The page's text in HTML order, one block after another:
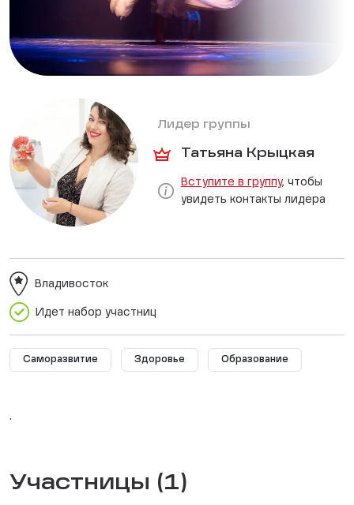
Лидер группы
Татьяна Крыцкая
Вступите в группу, чтобы
увидеть контакты лидера
Идет набор участниц
Владивосток
Саморазвитие Здоровье Образование
.
Участницы (1)